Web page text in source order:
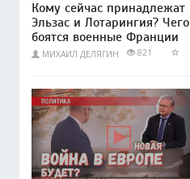
Кому сейчас принадлежат
Эльзас и Лотарингия? Чего
боятся военные Франции
МИХАИЛ ДЕЛЯГИН 821